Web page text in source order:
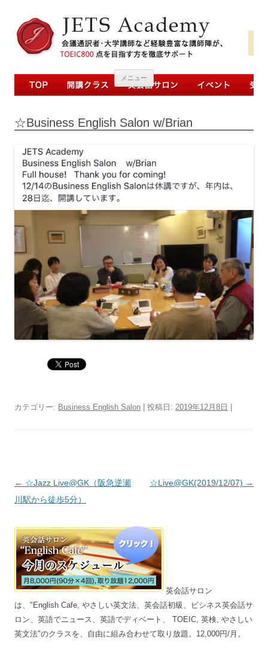
メニュー コンテンツへ移動
☆Business English Salon w/Brian
カテゴリー: Business English Salon | 投稿日: 2019年12月8日
投稿ナビゲーション
← ☆Jazz Live@GK（阪急逆瀬
川駅から徒歩5分）
☆Live@GK(2019/12/07) →
英会話サロン
は、"English Cafe, やさしい英文法、英会話初級、ビシネス英会話サ
ロン、英語でニュース、英語でディベート、 TOEIC, 英検, やさしい
英文法"のクラスを、自由に組み合わせて取り放題。12,000円/月。